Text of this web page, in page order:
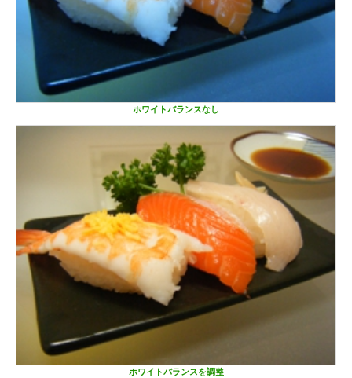
ホワイトバランスなし
ホワイトバランスを調整